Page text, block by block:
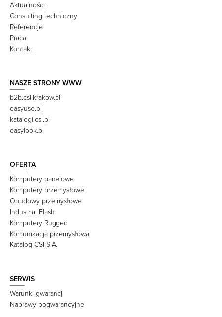
Aktualności
Consulting techniczny
Referencje
Praca
Kontakt
NASZE STRONY WWW
b2b.csi.krakow.pl
easyuse.pl
katalogi.csi.pl
easylook.pl
OFERTA
Komputery panelowe
Komputery przemysłowe
Obudowy przemysłowe
Industrial Flash
Komputery Rugged
Komunikacja przemysłowa
Katalog CSI S.A.
SERWIS
Warunki gwarancji
Naprawy pogwarancyjne